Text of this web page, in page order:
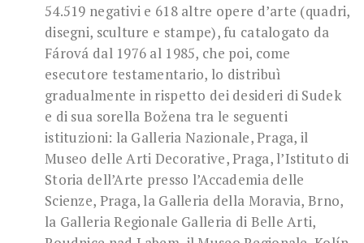
54.519 negativi e 618 altre opere d’arte (quadri,
disegni, sculture e stampe), fu catalogato da
Fárová dal 1976 al 1985, che poi, come
esecutore testamentario, lo distribuì
gradualmente in rispetto dei desideri di Sudek
e di sua sorella Božena tra le seguenti
istituzioni: la Galleria Nazionale, Praga, il
Museo delle Arti Decorative, Praga, l’Istituto di
Storia dell’Arte presso l’Accademia delle
Scienze, Praga, la Galleria della Moravia, Brno,
la Galleria Regionale Galleria di Belle Arti,